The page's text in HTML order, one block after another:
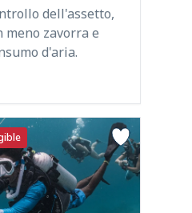
dell'assetto,
zavorra e
d'aria.